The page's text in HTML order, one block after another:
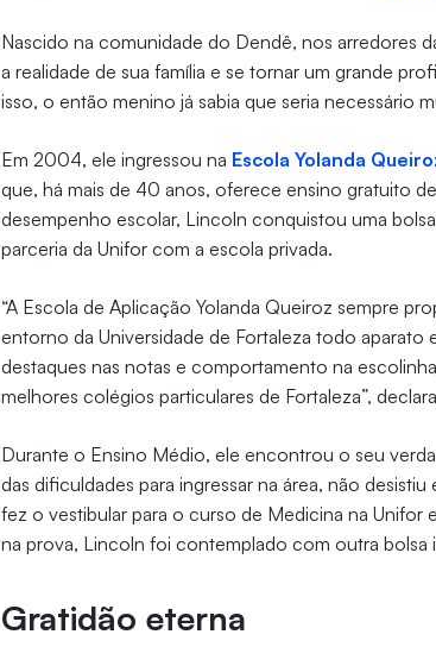
Nascido na comunidade do Dendê, nos arredores
a realidade de sua família e se tornar um grande
isso, o então menino já sabia que seria necessário
Em 2004, ele ingressou na Escola Yolanda
que, há mais de 40 anos, oferece ensino gratuito
desempenho escolar, Lincoln conquistou uma
parceria da Unifor com a escola privada.
“A Escola de Aplicação Yolanda Queiroz sempre
entorno da Universidade de Fortaleza todo
destaques nas notas e comportamento na
melhores colégios particulares de Fortaleza”,
Durante o Ensino Médio, ele encontrou o seu
das dificuldades para ingressar na área, não
fez o vestibular para o curso de Medicina na
na prova, Lincoln foi contemplado com outra bolsa
Gratidão eterna